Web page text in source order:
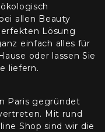
allen Beauty
Lösung
einfach alles für
oder lassen Sie
liefern.
Paris gegründet
Mit rund
Shop sind wir die